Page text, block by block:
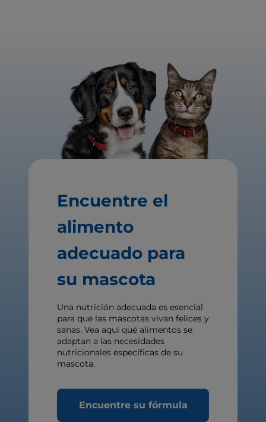
Encuentre el
alimento
adecuado para
su mascota
Una nutrición adecuada es esencial
para que las mascotas vivan felices y
sanas. Vea aquí qué alimentos se
adaptan a las necesidades
nutricionales específicas de su
mascota.
Encuentre su fórmula